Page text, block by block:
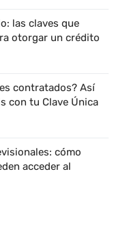
las claves que
otorgar un crédito
contratados? Así
con tu Clave Única
cómo
acceder al